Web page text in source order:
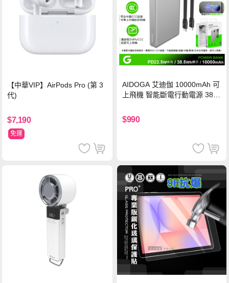
【中華VIP】AirPods Pro (第 3
代)
$7,190
免運
AIDOGA 艾迪伽 10000mAh 可
上飛機 智能斷電行動電源 38.5
灣BSMI/中國CCC/歐美CE/FCC
認證
$990